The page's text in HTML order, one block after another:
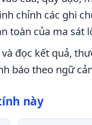
chỉnh các ghi
toàn của ma sát
và đọc kết quả,
báo theo ngữ
này